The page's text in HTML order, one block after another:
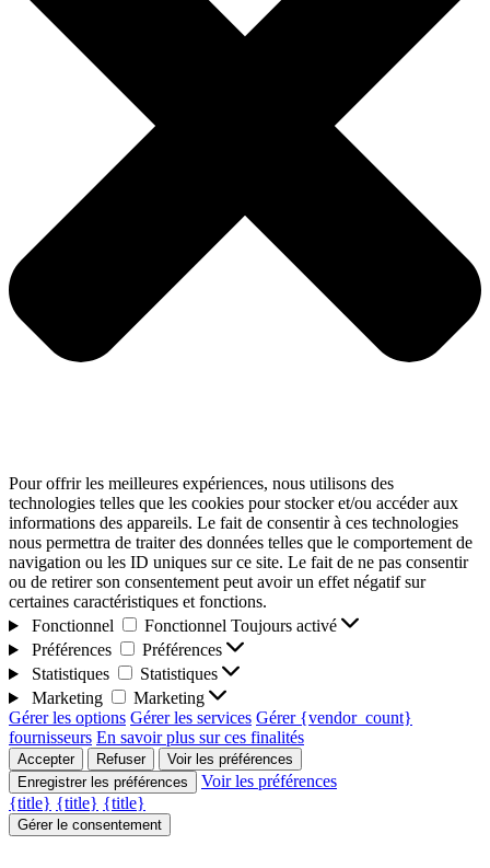
Pour offrir les meilleures expériences, nous utilisons des
technologies telles que les cookies pour stocker et/ou accéder aux
informations des appareils. Le fait de consentir à ces technologies
nous permettra de traiter des données telles que le comportement de
navigation ou les ID uniques sur ce site. Le fait de ne pas consentir
ou de retirer son consentement peut avoir un effet négatif sur
certaines caractéristiques et fonctions.
Fonctionnel
Fonctionnel Toujours activé
Préférences
Préférences
Statistiques
Statistiques
Marketing
Marketing
Gérer les options Gérer les services Gérer {vendor_count}
fournisseurs En savoir plus sur ces finalités
Accepter Refuser
Voir les préférences
Enregistrer les préférences
Voir les préférences
{title} {title} {title}
Gérer le consentement